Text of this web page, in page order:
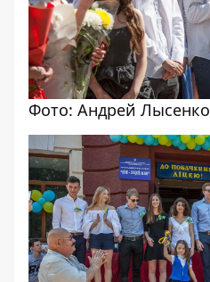
Фото: Андрей Лысенко